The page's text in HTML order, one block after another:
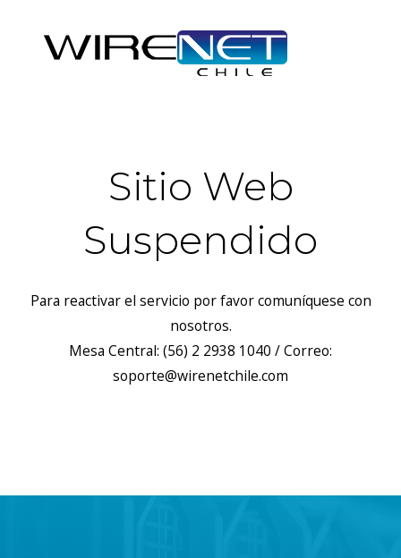
Sitio Web
Suspendido
Para reactivar el servicio por favor comuníquese con
nosotros.
Mesa Central: (56) 2 2938 1040 / Correo:
soporte@wirenetchile.com